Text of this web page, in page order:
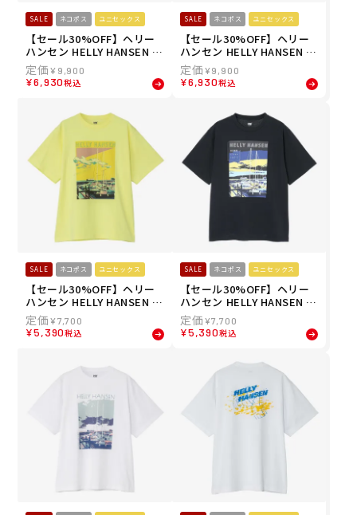
SALE ネコポス ユニセックス
【セール30%OFF】ヘリー
ハンセン HELLY HANSEN ユ
ニセックス ショートスリー
ブワンポイントロゴガーメ
ントダイティー S/S OP LO
62642-EO 26SS
¥ 9,900
¥6,930税込
SALE ネコポス ユニセックス
【セール30%OFF】ヘリー
ハンセン HELLY HANSEN ユ
ニセックス ショートスリー
ブワンポイントロゴガーメ
ントダイティー S/S OP LO
62642-CM 26SS
¥9,900
¥6,930税込
SALE ネコポス ユニセックス
【セール30%OFF】ヘリー
ハンセン HELLY HANSEN ユ
ニセックス ショートスリー
ブランドスケープティー S/
S LANDSCAPE TEE 半袖 T
¥7,700
¥5,390税込
SALE ネコポス ユニセックス
【セール30%OFF】ヘリー
ハンセン HELLY HANSEN ア
ウトドア カジュアル ウェア
半袖 Tシャツ ショートスリ
ーブランドスケープティー
640-K メンズ レディース ユ
ニセックス 26SS 春夏
¥7,700
¥5,390税込